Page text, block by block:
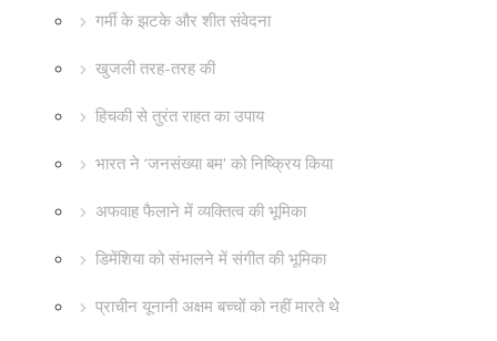
गर्मी के झटके और शीत संवेदना
खुजली तरह-तरह की
हिचकी से तुरंत राहत का उपाय
भारत ने ‘जनसंख्या बम' को निष्क्रिय किया
अफवाह फैलाने में व्यक्तित्व की भूमिका
डिमेंशिया को संभालने में संगीत की भूमिका
प्राचीन यूनानी अक्षम बच्चों को नहीं मारते थे